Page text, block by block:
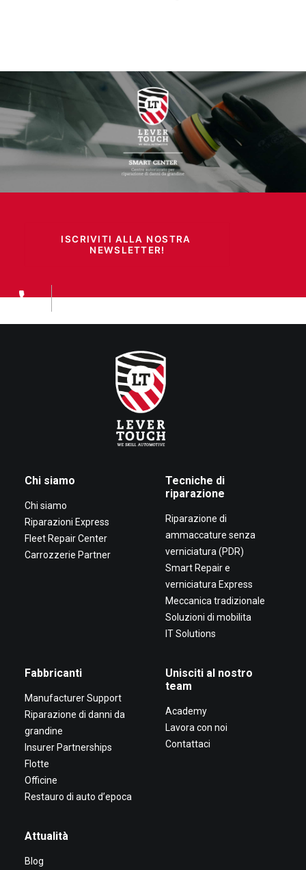
ISCRIVITI ALLA NOSTRA
NEWSLETTER!
Chi siamo
Chi siamo
Riparazioni Express
Fleet Repair Center
Carrozzerie Partner
Tecniche di
riparazione
Riparazione di
ammaccature senza
verniciatura (PDR)
Smart Repair e
verniciatura Express
Meccanica tradizionale
Soluzioni di mobilita
IT Solutions
Fabbricanti
Manufacturer Support
Riparazione di danni da
grandine
Insurer Partnerships
Flotte
Officine
Restauro di auto d’epoca
Unisciti al nostro
team
Academy
Lavora con noi
Contattaci
Attualità
Blog